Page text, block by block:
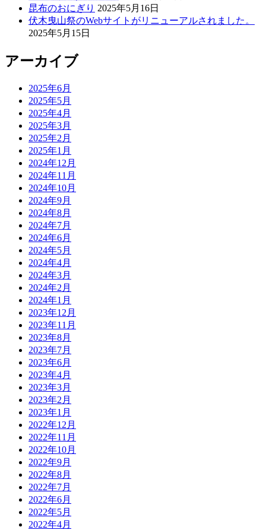
昆布のおにぎり 2025年5月16日
伏木曳山祭のWebサイトがリニューアルされました。
2025年5月15日
アーカイブ
2025年6月
2025年5月
2025年4月
2025年3月
2025年2月
2025年1月
2024年12月
2024年11月
2024年10月
2024年9月
2024年8月
2024年7月
2024年6月
2024年5月
2024年4月
2024年3月
2024年2月
2024年1月
2023年12月
2023年11月
2023年8月
2023年7月
2023年6月
2023年4月
2023年3月
2023年2月
2023年1月
2022年12月
2022年11月
2022年10月
2022年9月
2022年8月
2022年7月
2022年6月
2022年5月
2022年4月